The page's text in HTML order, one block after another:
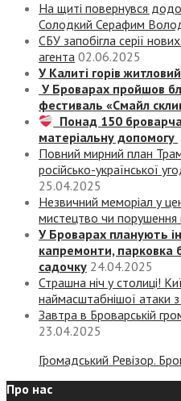
На щиті повернувся
Солодкий Серафим
СБУ запобігла серії
агента 02.06.2025
У Калиті горів
У Броварах пройшов
фестиваль «Смайл
Понад 150
матеріальну допомогу
Повний мирний план
російсько-української
25.04.2025
Незвичний меморіал у
мистецтво чи порушення
У Броварах планують
капремонти, парковка
садочку 24.04.2025
Страшна ніч у столиці!
наймасштабнішої атаки
Завтра в Броварській
23.04.2025
Громадський Ревізор.
Про нас